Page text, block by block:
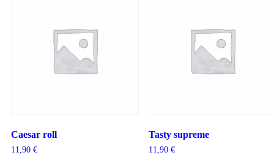
Caesar roll
11,90 €
Tasty supreme
11,90 €